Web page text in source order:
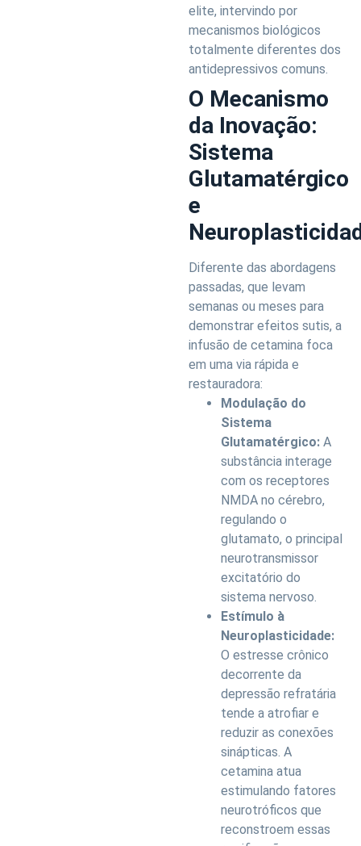
elite, intervindo por
mecanismos biológicos
totalmente diferentes dos
antidepressivos comuns.
O Mecanismo
da Inovação:
Sistema
Glutamatérgico
e
Diferente das abordagens
passadas, que levam
semanas ou meses para
demonstrar efeitos sutis, a
infusão de cetamina foca
em uma via rápida e
restauradora:
Modulação do
Sistema
Glutamatérgico: A
substância interage
com os receptores
NMDA no cérebro,
regulando o
glutamato, o principal
neurotransmissor
excitatório do
sistema nervoso.
Estímulo à
Neuroplasticidade:
O estresse crônico
decorrente da
depressão refratária
tende a atrofiar e
reduzir as conexões
sinápticas. A
cetamina atua
estimulando fatores
neurotróficos que
reconstroem essas